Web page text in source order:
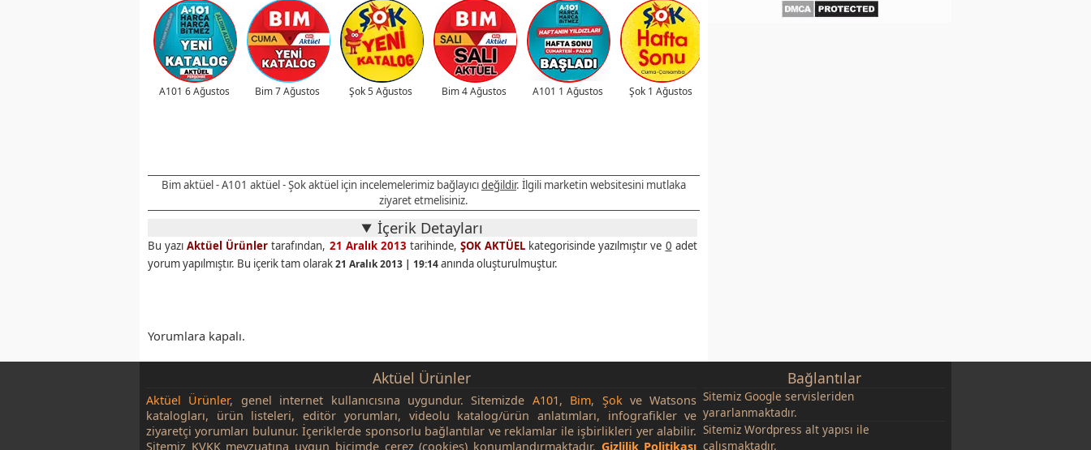
A101 6 Ağustos Bim 7 Ağustos Şok 5 Ağustos Bim 4 Ağustos A101 1 Ağustos Şok 1 Ağustos
Bim aktüel - A101 aktüel - Şok aktüel için incelemelerimiz bağlayıcıdeğildir. İlgili marketin websitesini mutlaka
ziyaret etmelisiniz.
İçerik Detayları
Bu yazıAktüel Ürünler tarafından, 21 Aralık 2013 tarihinde, ŞOK AKTÜEL kategorisinde yazılmıştır ve 0 adet
yorum yapılmıştır. Bu içerik tam olarak21 Aralık 2013 | 19:14anında oluşturulmuştur.
Yorumlara kapalı.
Aktüel Ürünler
Aktüel Ürünler, genel internet kullanıcısına uygundur. Sitemizde A101, Bim, Şok ve Watsons
katalogları, ürün listeleri, editör yorumları, videolu katalog/ürün anlatımları, infografikler ve
ziyaretçi yorumları bulunur. İçeriklerde sponsorlu bağlantılar ve reklamlar ile işbirlikleri yer alabilir.
Sitemiz KVKK mevzuatına uygun biçimde çerez (cookies) konumlandırmaktadır. Gizlilik Politikası
Bağlantılar
Sitemiz Google servisleriden
yararlanmaktadır.
Sitemiz Wordpress alt yapısı ile
çalışmaktadır.